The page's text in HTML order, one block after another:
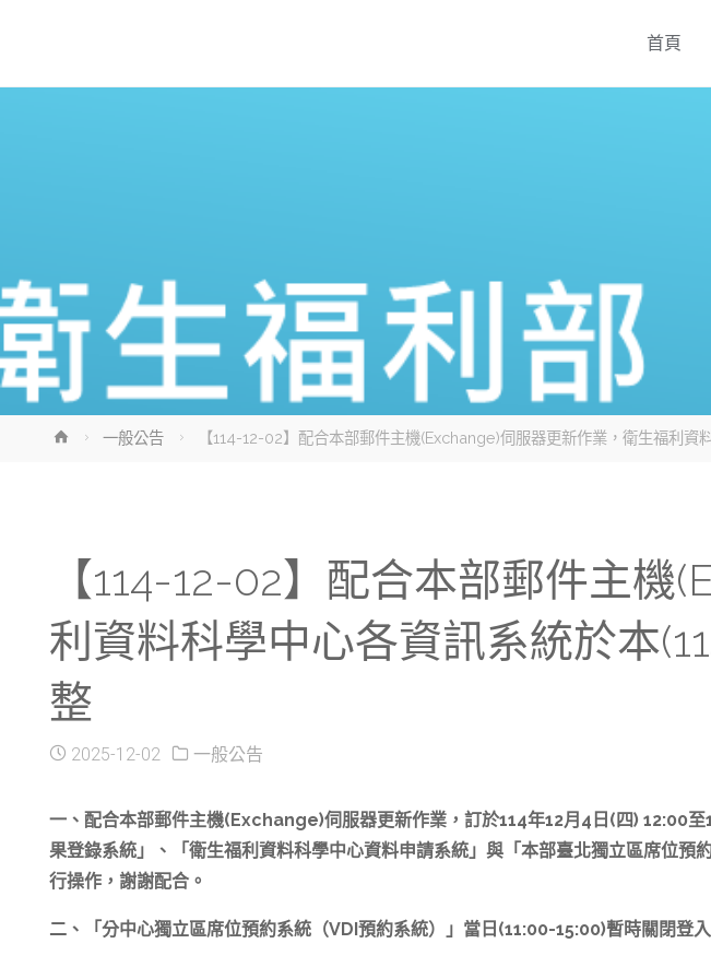
跳
到
首頁
Home一般公告 【114-12-02】配合本部郵件主機(Exchange)伺服器更新作業，衛生福利
【114-12-02】配合本部郵件主
利資料科學中心各資訊系統於本
整
2025-12-02 一般公告
一、配合本部郵件主機(Exchange)伺服器更新作業，訂於114年12月4日(四) 12:00
果登錄系統」、「衛生福利資料科學中心資料申請系統」與「本部臺北獨立區席位預約
行操作，謝謝配合。
二、「分中心獨立區席位預約系統（VDI預約系統）」當日(11:00-15:00)暫時關閉登